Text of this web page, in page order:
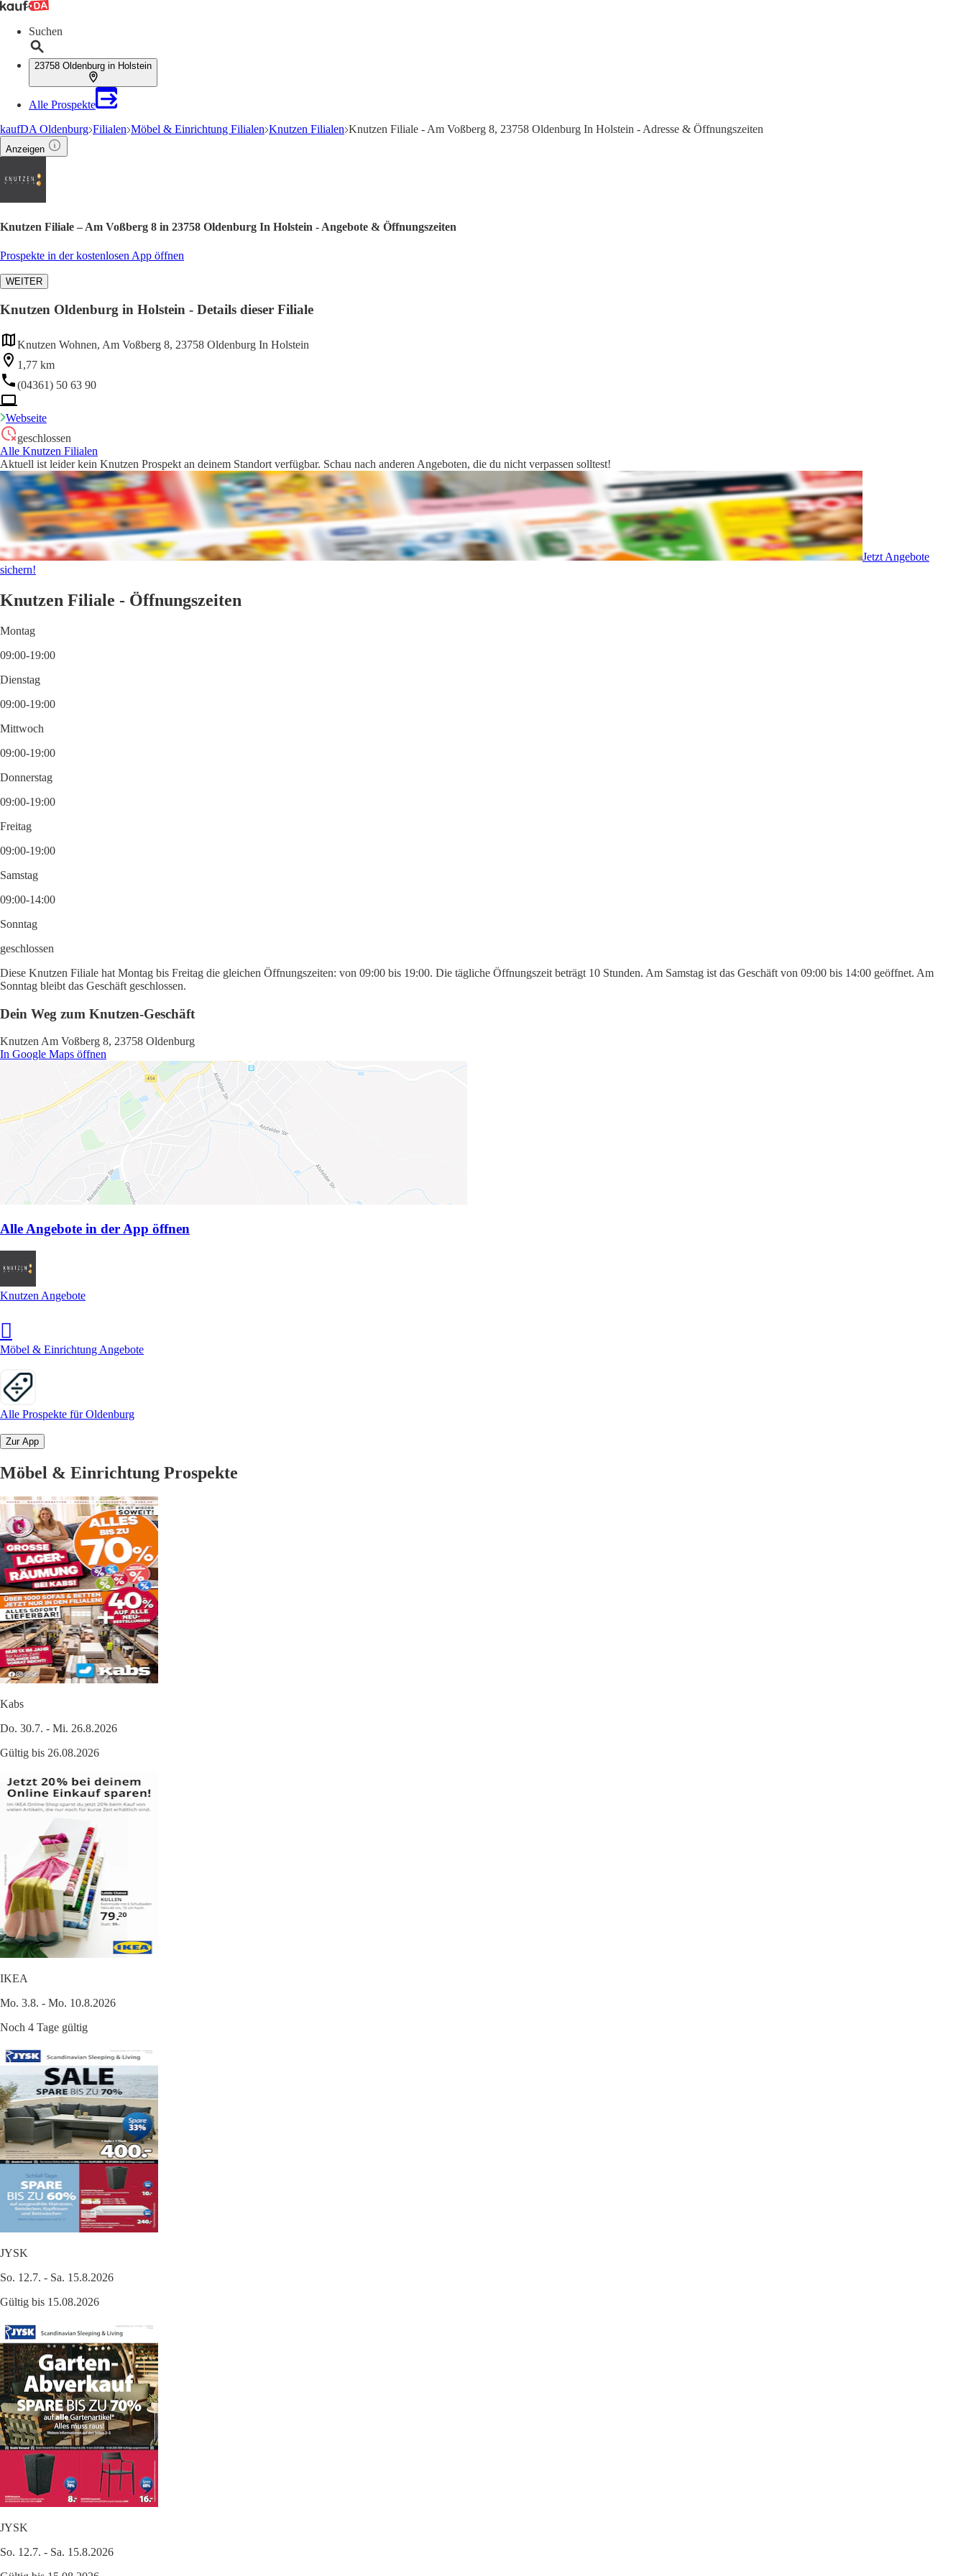
Suchen
23758 Oldenburg in Holstein
Alle Prospekte
kaufDA Oldenburg Filialen Möbel & Einrichtung Filialen Knutzen Filialen Knutzen Filiale - Am Voßberg 8, 23758 Oldenburg In Holstein - Adresse & Öffnungszeiten
Anzeigen
Knutzen Filiale – Am Voßberg 8 in 23758 Oldenburg In Holstein - Angebote & Öffnungszeiten
Prospekte in der kostenlosen App öffnen
WEITER
Knutzen Oldenburg in Holstein - Details dieser Filiale
Knutzen Wohnen, Am Voßberg 8, 23758 Oldenburg In Holstein
1,77 km
(04361) 50 63 90
Webseite
geschlossen
Alle Knutzen Filialen
Aktuell ist leider kein Knutzen Prospekt an deinem Standort verfügbar. Schau nach anderen Angeboten, die du nicht verpassen solltest!
Jetzt Angebote
sichern!
Knutzen Filiale - Öffnungszeiten
Montag
09:00-19:00
Dienstag
09:00-19:00
Mittwoch
09:00-19:00
Donnerstag
09:00-19:00
Freitag
09:00-19:00
Samstag
09:00-14:00
Sonntag
geschlossen
Diese Knutzen Filiale hat Montag bis Freitag die gleichen Öffnungszeiten: von 09:00 bis 19:00. Die tägliche Öffnungszeit beträgt 10 Stunden. Am Samstag ist das Geschäft von 09:00 bis 14:00 geöffnet. Am
Sonntag bleibt das Geschäft geschlossen.
Dein Weg zum Knutzen-Geschäft
Knutzen Am Voßberg 8, 23758 Oldenburg
In Google Maps öffnen
Alle Angebote in der App öffnen
Knutzen Angebote
Möbel & Einrichtung Angebote
Alle Prospekte für Oldenburg
Zur App
Möbel & Einrichtung Prospekte
Kabs
Do. 30.7. - Mi. 26.8.2026
Gültig bis 26.08.2026
IKEA
Mo. 3.8. - Mo. 10.8.2026
Noch 4 Tage gültig
JYSK
So. 12.7. - Sa. 15.8.2026
Gültig bis 15.08.2026
JYSK
So. 12.7. - Sa. 15.8.2026